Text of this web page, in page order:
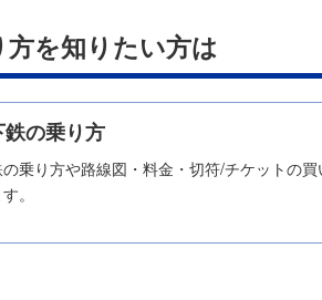
を知りたい方は
の乗り方
乗り方や路線図・料金・切符/チケットの
。